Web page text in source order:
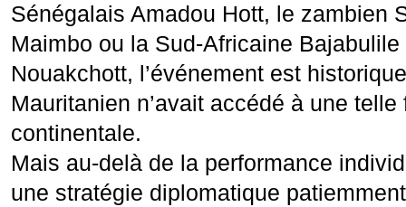
Sénégalais Amadou Hott, le zambien
Maimbo ou la Sud-Africaine
Nouakchott, l’événement est
Mauritanien n’avait accédé à une telle
continentale.
Mais au-delà de la performance
une stratégie diplomatique